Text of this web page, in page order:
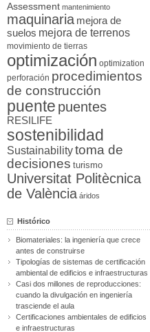
Assessment mantenimiento
maquinaria mejora de
suelos mejora de terrenos
movimiento de tierras
optimización optimization
perforación procedimientos
de construcción
puente puentes
RESILIFE
sostenibilidad
Sustainabilitytoma de
decisiones turismo
Universitat Politècnica
de València áridos
Histórico
Biomateriales: la ingeniería que crece
antes de construirse
Tipologías de sistemas de certificación
ambiental de edificios e infraestructuras
Casi dos millones de reproducciones:
cuando la divulgación en ingeniería
trasciende el aula
Certificaciones ambientales de edificios
e infraestructuras